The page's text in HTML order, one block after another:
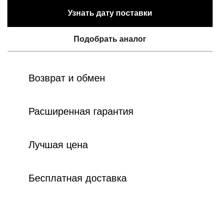
Узнать дату поставки
Подобрать аналог
Возврат и обмен
Расширенная гарантия
Лучшая цена
Бесплатная доставка